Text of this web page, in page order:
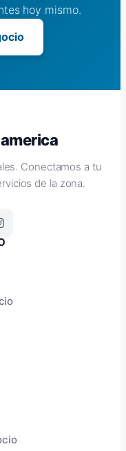
hoy mismo.
Conectamos a tu
de la zona.